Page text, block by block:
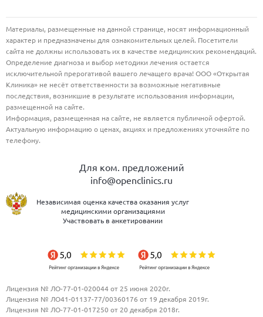
Материалы, размещенные на данной странице, носят информационный
характер и предназначены для ознакомительных целей. Посетители
сайта не должны использовать их в качестве медицинских рекомендаций.
Определение диагноза и выбор методики лечения остается
исключительной прерогативой вашего лечащего врача! ООО «Открытая
Клиника» не несёт ответственности за возможные негативные
последствия, возникшие в результате использования информации,
размещенной на сайте.
Информация, размещенная на сайте, не является публичной офертой.
Актуальную информацию о ценах, акциях и предложениях уточняйте по
телефону.
Для ком. предложений
info@openclinics.ru
Независимая оценка качества оказания услуг
медицинскими организациями
Участвовать в анкетировании
Лицензия № ЛО-77-01-020044 от 25 июня 2020г.
Лицензия № ЛО41-01137-77/00360176 от 19 декабря 2019г.
Лицензия № ЛО-77-01-017250 от 20 декабря 2018г.